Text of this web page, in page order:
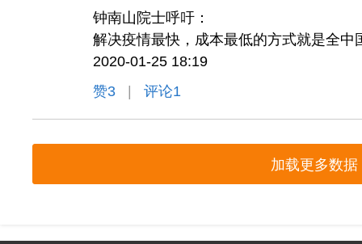
钟南山院士呼吁：
解决疫情最快，成本最低的方式就是全中
2020-01-25 18:19
赞3 评论1
加载更多数据